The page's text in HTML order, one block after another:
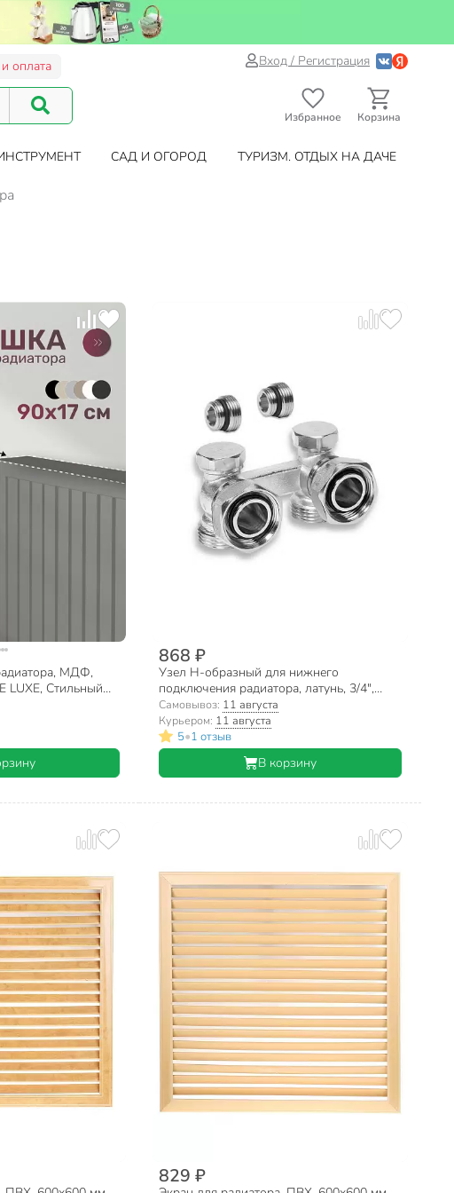
оплата Вход / Регистрация
Избранное Корзина
САД И ОГОРОД ТУРИЗМ. ОТДЫХ НА ДАЧЕ
МДФ,
LUXE, Стильный
868 ₽
Узел Н-образный для нижнего
подключения радиатора, латунь, 3/4",
угловой, 90°, никелированный, RTP,
39491
Самовывоз: 11 августа
Курьером: 11 августа
5•1 отзыв
В корзину
829 ₽